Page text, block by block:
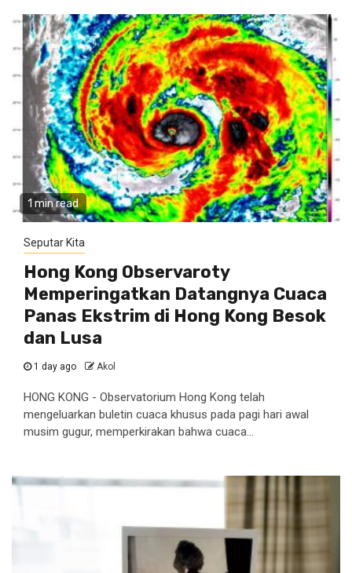
1 min read
Seputar Kita
Hong Kong Observaroty
Memperingatkan Datangnya Cuaca
Panas Ekstrim di Hong Kong Besok
dan Lusa
1 day ago Akol
HONG KONG - Observatorium Hong Kong telah
mengeluarkan buletin cuaca khusus pada pagi hari awal
musim gugur, memperkirakan bahwa cuaca...